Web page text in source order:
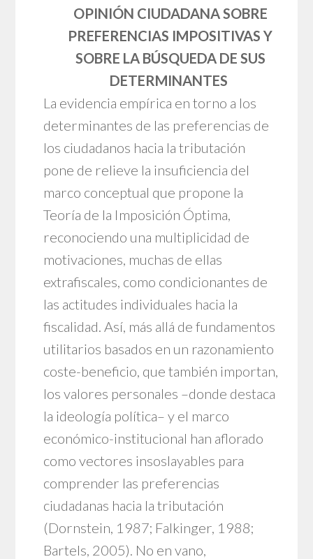
OPINIÓN CIUDADANA SOBRE
PREFERENCIAS IMPOSITIVAS Y
SOBRE LA BÚSQUEDA DE SUS
DETERMINANTES
La evidencia empírica en torno a los
determinantes de las preferencias de
los ciudadanos hacia la tributación
pone de relieve la insuficiencia del
marco conceptual que propone la
Teoría de la Imposición Óptima,
reconociendo una multiplicidad de
motivaciones, muchas de ellas
extrafiscales, como condicionantes de
las actitudes individuales hacia la
fiscalidad. Así, más allá de fundamentos
utilitarios basados en un razonamiento
coste-beneficio, que también importan,
los valores personales –donde destaca
la ideología política– y el marco
económico-institucional han aflorado
como vectores insoslayables para
comprender las preferencias
ciudadanas hacia la tributación
(Dornstein, 1987; Falkinger, 1988;
Bartels, 2005). No en vano,